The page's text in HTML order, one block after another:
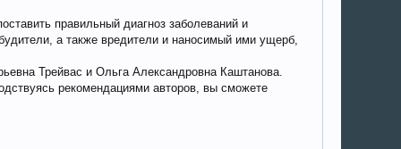
правильный диагноз заболеваний и
а также вредители и наносимый ими ущерб,
Трейвас и Ольга Александровна Каштанова.
рекомендациями авторов, вы сможете